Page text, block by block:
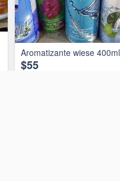
Aromatizante wiese 400ml
$55